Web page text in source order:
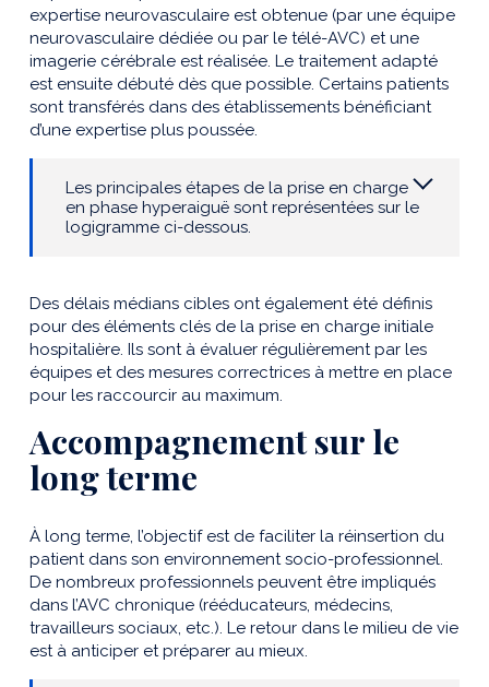
expertise neurovasculaire est obtenue (par une équipe
neurovasculaire dédiée ou par le télé-AVC) et une
imagerie cérébrale est réalisée. Le traitement adapté
est ensuite débuté dès que possible. Certains patients
sont transférés dans des établissements bénéficiant
d’une expertise plus poussée.
Les principales étapes de la prise en charge
en phase hyperaiguë sont représentées sur le
logigramme ci-dessous.
Des délais médians cibles ont également été définis
pour des éléments clés de la prise en charge initiale
hospitalière. Ils sont à évaluer régulièrement par les
équipes et des mesures correctrices à mettre en place
pour les raccourcir au maximum.
Accompagnement sur le
long terme
À long terme, l’objectif est de faciliter la réinsertion du
patient dans son environnement socio-professionnel.
De nombreux professionnels peuvent être impliqués
dans l’AVC chronique (rééducateurs, médecins,
travailleurs sociaux, etc.). Le retour dans le milieu de vie
est à anticiper et préparer au mieux.